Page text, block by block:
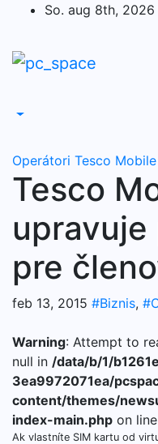
content
So. aug 8th, 2026
Operátori Tesco Mobile
Tesco
pre
feb 13, 2015 #Biznis,
Warning: Attempt to
null in /data/b/1/
3ea9972071ea/
content/themes/
index-main.php on line
Ak vlastníte SIM kartu od